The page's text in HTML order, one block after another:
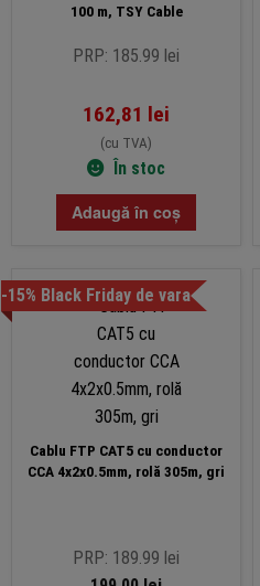
100 m, TSY Cable
PRP: 185.99 lei
162,81 lei
(cu TVA)
În stoc
Adaugă în coș
-15% Black Friday de vara
Cablu FTP CAT5 cu conductor
CCA 4x2x0.5mm, rolă 305m, gri
PRP: 189.99 lei